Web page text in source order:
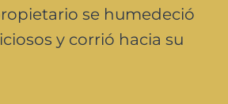
se humedeció
y corrió hacia su